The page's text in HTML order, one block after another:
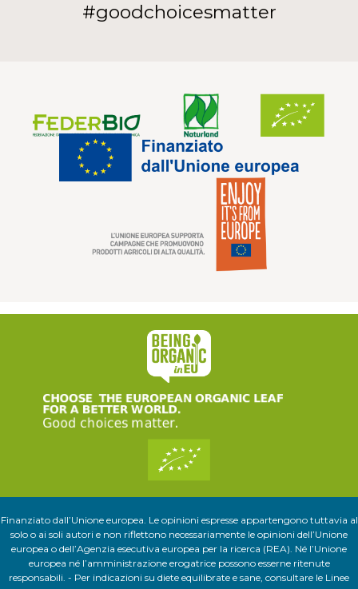
#goodchoicesmatter
Finanziato dall’Unione europea. Le opinioni espresse appartengono tuttavia al
solo o ai soli autori e non riflettono necessariamente le opinioni dell’Unione
europea o dell’Agenzia esecutiva europea per la ricerca (REA). Né l’Unione
europea né l’amministrazione erogatrice possono esserne ritenute
responsabili. - Per indicazioni su diete equilibrate e sane, consultare le Linee